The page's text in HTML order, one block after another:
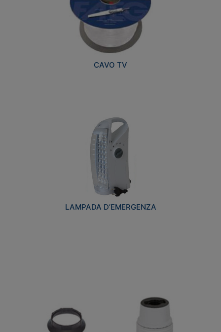
CAVO TV
LAMPADA D’EMERGENZA